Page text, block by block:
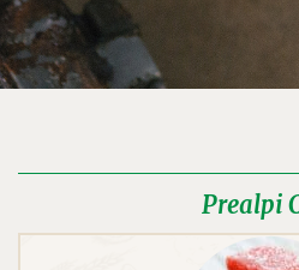
Prealpi